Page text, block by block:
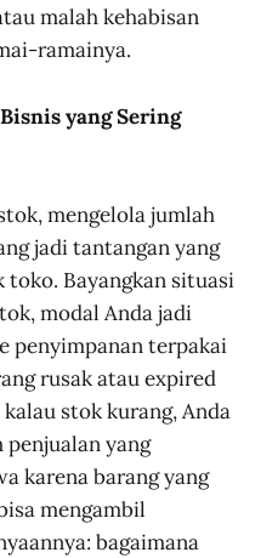
malah kehabisan
ramainya.
yang Sering
mengelola jumlah
jadi tantangan yang
Bayangkan situasi
modal Anda jadi
penyimpanan terpakai
rusak atau expired
stok kurang, Anda
yang
karena barang yang
mengambil
bagaimana